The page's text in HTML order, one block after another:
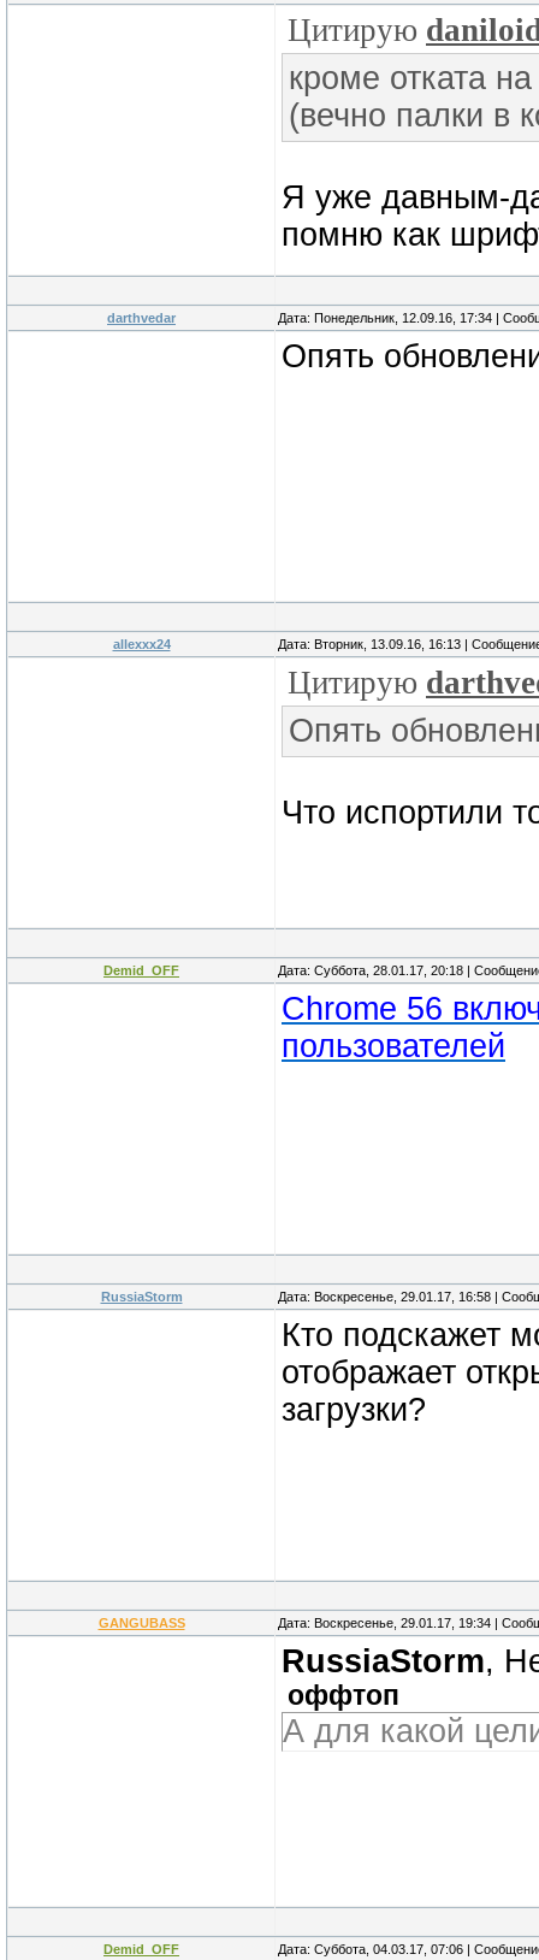
Цитирую
кроме отката
(вечно палки в
Я уже давным-
помню как
darthvedar Дата: Понедельник, 12.09.16, 17:34 |
Опять
allexxx24 Дата: Вторник, 13.09.16, 16:13 |
Цитирую
Опять
Что испортили
Demid_OFF Дата: Суббота, 28.01.17, 20:18 |
Chrome 56
пользователей
RussiaStorm Дата: Воскресенье, 29.01.17, 16:58 |
Кто подскажет
отображает
загрузки?
GANGUBASS Дата: Воскресенье, 29.01.17, 19:34 |
RussiaStorm,
оффтоп
А для какой
Demid_OFF Дата: Суббота, 04.03.17, 07:06 |